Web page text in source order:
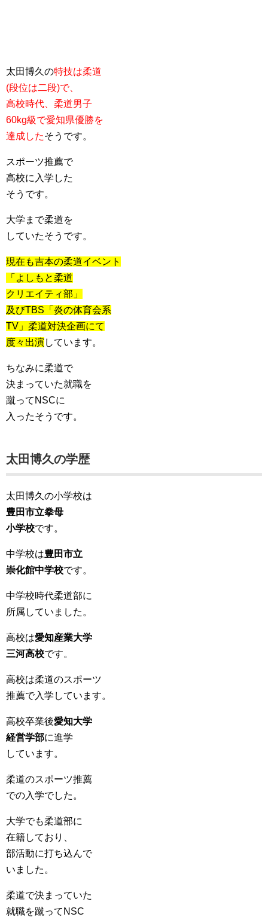
太田博久の特技は柔道
(段位は二段)で、
高校時代、柔道男子
60kg級で愛知県優勝を
達成したそうです。
スポーツ推薦で
高校に入学した
そうです。
大学まで柔道を
していたそうです。
現在も吉本の柔道イベント
「よしもと柔道
クリエイティ部」
及びTBS「炎の体育会系
TV」柔道対決企画にて
度々出演しています。
ちなみに柔道で
決まっていた就職を
蹴ってNSCに
入ったそうです。
太田博久の学歴
太田博久の小学校は
豊田市立拳母
小学校です。
中学校は豊田市立
崇化館中学校です。
中学校時代柔道部に
所属していました。
高校は愛知産業大学
三河高校です。
高校は柔道のスポーツ
推薦で入学しています。
高校卒業後愛知大学
経営学部に進学
しています。
柔道のスポーツ推薦
での入学でした。
大学でも柔道部に
在籍しており、
部活動に打ち込んで
いました。
柔道で決まっていた
就職を蹴ってNSC